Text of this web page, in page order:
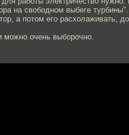
на свободном выбеге
а потом его расхолаживать,
можно очень выборочно.